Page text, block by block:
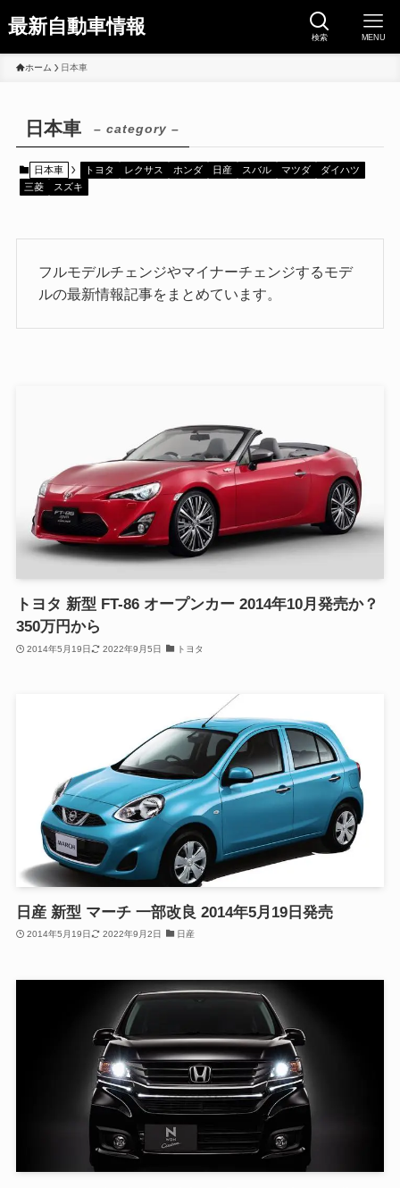
最新自動車情報 検索 MENU
ホーム 日本車
日本車 – category –
日本車 トヨタ レクサス ホンダ 日産 スバル マツダ
ダイハツ
三菱
スズキ
フルモデルチェンジやマイナーチェンジするモデ
ルの最新情報記事をまとめています。
トヨタ 新型 FT-86 オープンカー 2014年10月発売か？
350万円から
2014年5月19日 2022年9月5日 トヨタ
日産 新型 マーチ 一部改良 2014年5月19日発売
2014年5月19日 2022年9月2日 日産